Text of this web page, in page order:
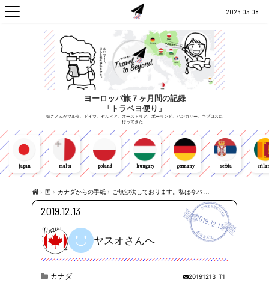
2026.05.08
ヨーロッパ旅７ヶ月間の記録
「トラベヨ便り」
妹さとみがマルタ、ドイツ、セルビア、オーストリア、ポーランド、ハンガリー、キプロスに
行ってきた！
japan malta poland hungary germany serbia
› 国 › カナダからの手紙 › ご無沙汰しております。私は今バ …
2019.12.13
2019.12.13
ヤスオさんへ
カナダ 20191213_T1